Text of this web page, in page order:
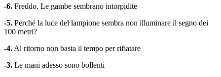
-6. Freddo. Le gambe sembrano intorpidite
-5. Perché la luce del lampione sembra non illuminare il segno dei
100 metri?
-4. Al ritorno non basta il tempo per rifiatare
-3. Le mani adesso sono bollenti